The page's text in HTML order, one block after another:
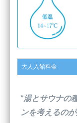
大人入館料金
”湯とサウナの
ンを考えるの